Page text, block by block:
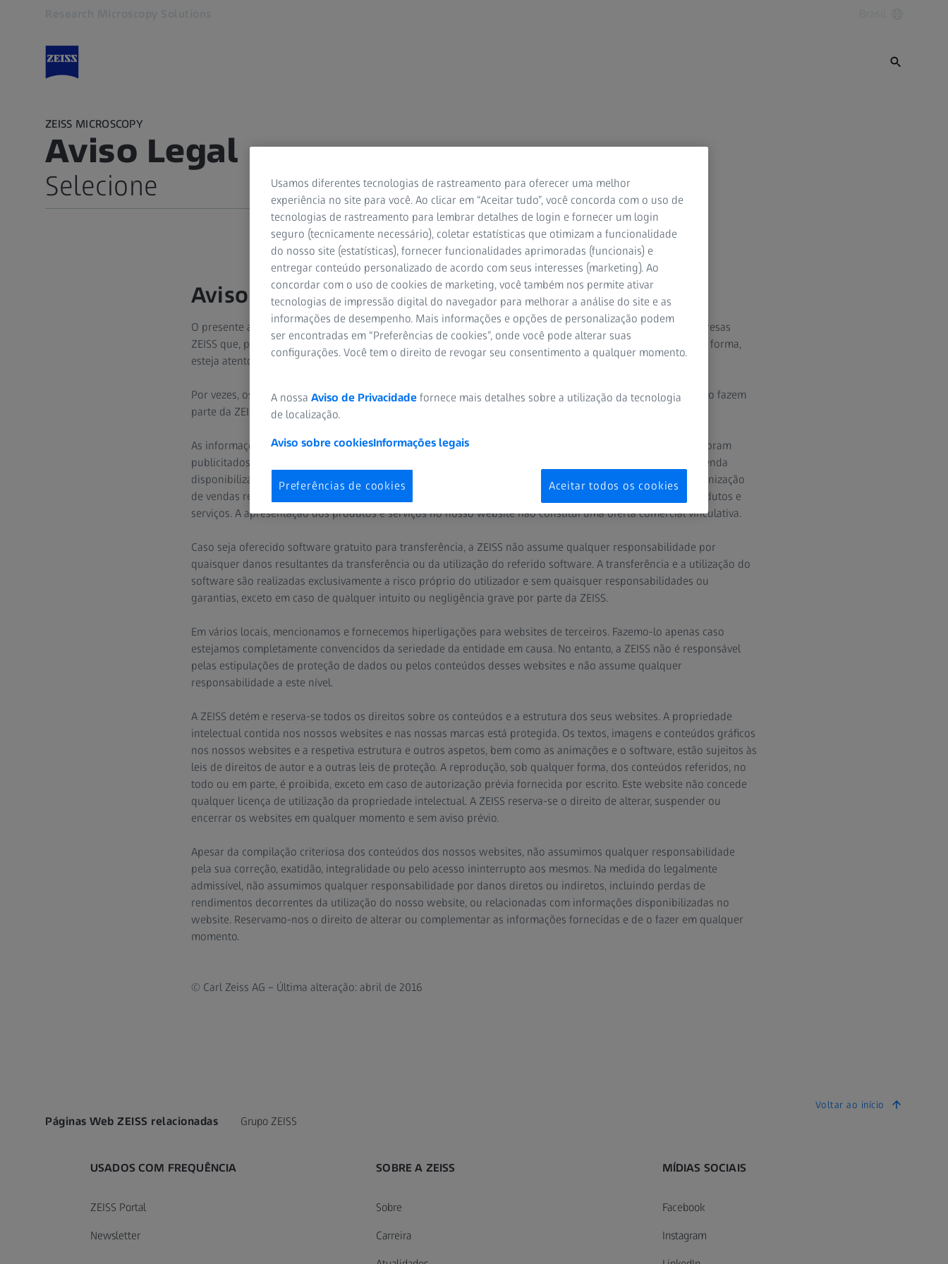
ZEISS MICROSCOPY
Aviso Legal
Selecione
Aviso Legal
O presente aviso legal é aplicável a este website e domínios. Não é aplicável a websites e domínios de empresas
ZEISS que, por exemplo, contenham informações legais alteradas devido a legislação a nível nacional. Desta forma,
esteja atento aos avisos legais de todos os websites ZEISS que visita ou programas que utiliza.
Por vezes, os websites ZEISS também contêm hiperligações para os websites de empresas terceiras, que não fazem
parte da ZEISS, às quais este aviso legal não é aplicável.
As informações publicadas nos domínios ZEISS poderão conter referências a produtos e serviços que não foram
publicitados ou disponibilizados no seu país. A existência de tais informações não implica que a ZEISS pretenda
disponibilizar esses produtos ou serviços no seu país no futuro. Se necessário, pode contactar a nossa organização
de vendas regional, que terá todo o gosto em fornecer-lhe informações sobre a disponibilidade destes produtos e
serviços. A apresentação dos produtos e serviços no nosso website não constitui uma oferta comercial vinculativa.
Caso seja oferecido software gratuito para transferência, a ZEISS não assume qualquer responsabilidade por
quaisquer danos resultantes da transferência ou da utilização do referido software. A transferência e a utilização do
software são realizadas exclusivamente a risco próprio do utilizador e sem quaisquer responsabilidades ou
garantias, exceto em caso de qualquer intuito ou negligência grave por parte da ZEISS.
Em vários locais, mencionamos e fornecemos hiperligações para websites de terceiros. Fazemo-lo apenas caso
estejamos completamente convencidos da seriedade da entidade em causa. No entanto, a ZEISS não é responsável
pelas estipulações de proteção de dados ou pelos conteúdos desses websites e não assume qualquer
responsabilidade a este nível.
A ZEISS detém e reserva-se todos os direitos sobre os conteúdos e a estrutura dos seus websites. A propriedade
intelectual contida nos nossos websites e nas nossas marcas está protegida. Os textos, imagens e conteúdos gráficos
nos nossos websites e a respetiva estrutura e outros aspetos, bem como as animações e o software, estão sujeitos às
leis de direitos de autor e a outras leis de proteção. A reprodução, sob qualquer forma, dos conteúdos referidos, no
todo ou em parte, é proibida, exceto em caso de autorização prévia fornecida por escrito. Este website não concede
qualquer licença de utilização da propriedade intelectual. A ZEISS reserva-se o direito de alterar, suspender ou
encerrar os websites em qualquer momento e sem aviso prévio.
Apesar da compilação criteriosa dos conteúdos dos nossos websites, não assumimos qualquer responsabilidade
pela sua correção, exatidão, integralidade ou pelo acesso ininterrupto aos mesmos. Na medida do legalmente
admissível, não assumimos qualquer responsabilidade por danos diretos ou indiretos, incluindo perdas de
rendimentos decorrentes da utilização do nosso website, ou relacionadas com informações disponibilizadas no
website. Reservamo-nos o direito de alterar ou complementar as informações fornecidas e de o fazer em qualquer
momento.
© Carl Zeiss AG – Última alteração: abril de 2016
Voltar ao início
Páginas Web ZEISS relacionadas Grupo ZEISS
USADOS COM FREQUÊNCIA
ZEISS Portal
Newsletter
SOBRE A ZEISS
Sobre
Carreira
MÍDIAS SOCIAIS
Facebook
Instagram
Usamos diferentes tecnologias de rastreamento para oferecer uma melhor
experiência no site para você. Ao clicar em “Aceitar tudo”, você concorda com o uso de
tecnologias de rastreamento para lembrar detalhes de login e fornecer um login
seguro (tecnicamente necessário), coletar estatísticas que otimizam a funcionalidade
do nosso site (estatísticas), fornecer funcionalidades aprimoradas (funcionais) e
entregar conteúdo personalizado de acordo com seus interesses (marketing). Ao
concordar com o uso de cookies de marketing, você também nos permite ativar
tecnologias de impressão digital do navegador para melhorar a análise do site e as
informações de desempenho. Mais informações e opções de personalização podem
ser encontradas em “Preferências de cookies”, onde você pode alterar suas
configurações. Você tem o direito de revogar seu consentimento a qualquer momento.
A nossa Aviso de Privacidade fornece mais detalhes sobre a utilização da tecnologia
de localização.
Aviso sobre cookiesInformações legais
Preferências de cookies Aceitar todos os cookies